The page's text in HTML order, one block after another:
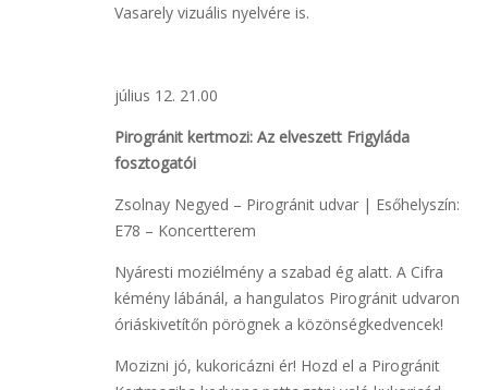
Vasarely vizuális nyelvére is.
július 12. 21.00
Pirogránit kertmozi: Az elveszett Frigyláda
fosztogatói
Zsolnay Negyed – Pirogránit udvar | Esőhelyszín:
E78 – Koncertterem
Nyáresti moziélmény a szabad ég alatt. A Cifra
kémény lábánál, a hangulatos Pirogránit udvaron
óriáskivetítőn pörögnek a közönségkedvencek!
Mozizni jó, kukoricázni ér! Hozd el a Pirogránit